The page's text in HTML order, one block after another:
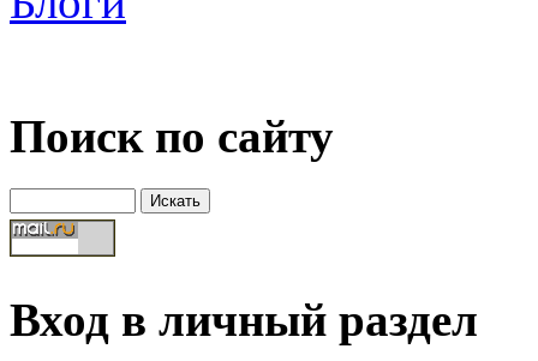
Поиск по сайту
Вход в личный раздел